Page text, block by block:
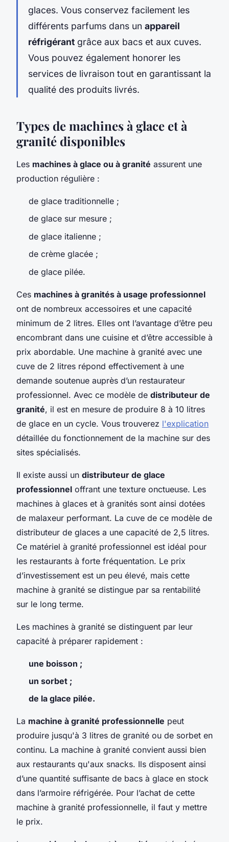
glaces. Vous conservez facilement les
différents parfums dans un appareil
réfrigérant grâce aux bacs et aux cuves.
Vous pouvez également honorer les
services de livraison tout en garantissant la
qualité des produits livrés.
Types de machines à glace et à
granité disponibles
Les machines à glace ou à granité assurent une
production régulière :
de glace traditionnelle ;
de glace sur mesure ;
de glace italienne ;
de crème glacée ;
de glace pilée.
Ces machines à granités à usage professionnel
ont de nombreux accessoires et une capacité
minimum de 2 litres. Elles ont l’avantage d’être peu
encombrant dans une cuisine et d’être accessible à
prix abordable. Une machine à granité avec une
cuve de 2 litres répond effectivement à une
demande soutenue auprès d’un restaurateur
professionnel. Avec ce modèle de distributeur de
granité, il est en mesure de produire 8 à 10 litres
de glace en un cycle. Vous trouverez l'explication
détaillée du fonctionnement de la machine sur des
sites spécialisés.
Il existe aussi un distributeur de glace
professionnel offrant une texture onctueuse. Les
machines à glaces et à granités sont ainsi dotées
de malaxeur performant. La cuve de ce modèle de
distributeur de glaces a une capacité de 2,5 litres.
Ce matériel à granité professionnel est idéal pour
les restaurants à forte fréquentation. Le prix
d’investissement est un peu élevé, mais cette
machine à granité se distingue par sa rentabilité
sur le long terme.
Les machines à granité se distinguent par leur
capacité à préparer rapidement :
une boisson ;
un sorbet ;
de la glace pilée.
La machine à granité professionnelle peut
produire jusqu'à 3 litres de granité ou de sorbet en
continu. La machine à granité convient aussi bien
aux restaurants qu'aux snacks. Ils disposent ainsi
d’une quantité suffisante de bacs à glace en stock
dans l’armoire réfrigérée. Pour l’achat de cette
machine à granité professionnelle, il faut y mettre
le prix.